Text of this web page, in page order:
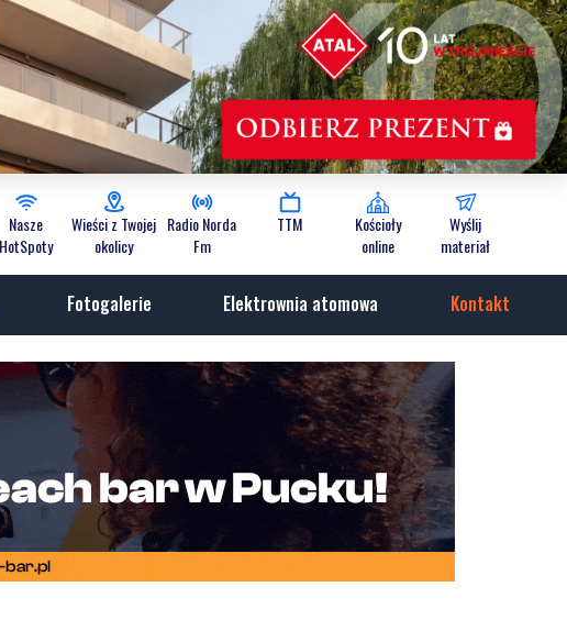
Nasze
HotSpoty
Wieści z Twojej
okolicy
Radio Norda
Fm
TTM
Kościoły
online
Wyślij
materiał
Fotogalerie Elektrownia atomowa Kontakt